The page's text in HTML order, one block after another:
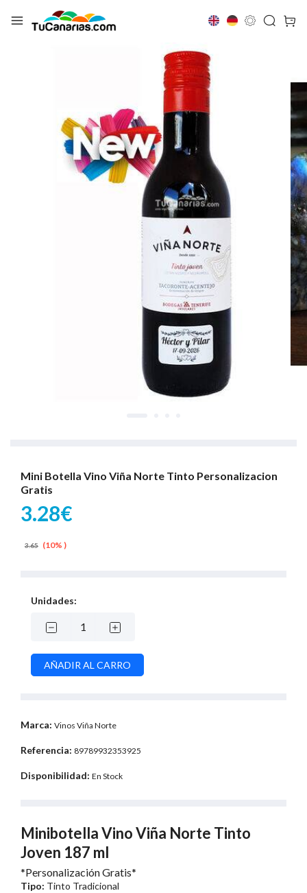
Mini Botella Vino Viña Norte Tinto Personalizacion
Gratis
3.28€
3.65 (10% )
Unidades:
Marca: Vinos Viña Norte
Referencia: 89789932353925
Disponibilidad: En Stock
Minibotella Vino Viña Norte Tinto
Joven 187 ml
*Personalización Gratis*
Tipo: Tinto Tradicional